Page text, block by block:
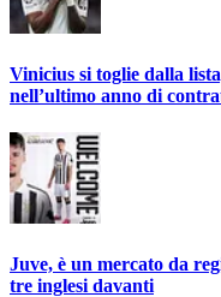
Vinicius si toglie dalla
nell’ultimo anno di
Juve, è un mercato da
tre inglesi davanti